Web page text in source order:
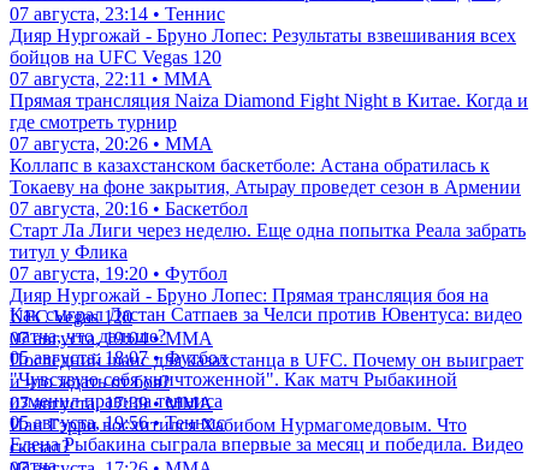
07 августа, 23:14 • Теннис
Дияр Нургожай - Бруно Лопес: Результаты взвешивания всех
бойцов на UFC Vegas 120
07 августа, 22:11 • ММА
Прямая трансляция Naiza Diamond Fight Night в Китае. Когда и
где смотреть турнир
07 августа, 20:26 • ММА
Коллапс в казахстанском баскетболе: Астана обратилась к
Токаеву на фоне закрытия, Атырау проведет сезон в Армении
07 августа, 20:16 • Баскетбол
Старт Ла Лиги через неделю. Еще одна попытка Реала забрать
титул у Флика
07 августа, 19:20 • Футбол
Дияр Нургожай - Бруно Лопес: Прямая трансляция боя на
UFC Vegas 120
07 августа, 19:04 • ММА
Последний шанс для казахстанца в UFC. Почему он выиграет
и что ждать от боя?
07 августа, 17:39 • ММА
Иан Гэрри восхитился Хабибом Нурмагомедовым. Что
сказал?
Как сыграл Дастан Сатпаев за Челси против Ювентуса: видео
матча, что дальше?
05 августа, 18:07 • Футбол
"Чувствую себя уничтоженной". Как матч Рыбакиной
изменил правила тенниса
05 августа, 19:56 • Теннис
Елена Рыбакина сыграла впервые за месяц и победила. Видео
матча